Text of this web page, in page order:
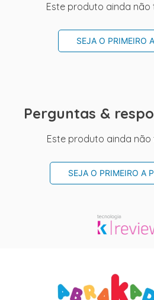
Este produto ainda não
SEJA O PRIMEIRO
Perguntas &
Este produto ainda
SEJA O PRIMEIRO A